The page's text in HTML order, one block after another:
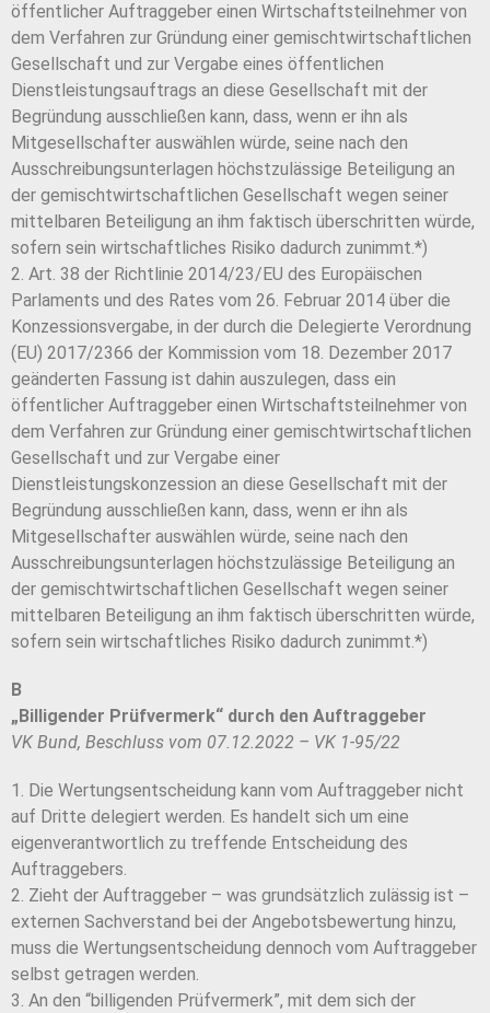
öffentlicher Auftraggeber einen Wirtschaftsteilnehmer von
dem Verfahren zur Gründung einer gemischtwirtschaftlichen
Gesellschaft und zur Vergabe eines öffentlichen
Dienstleistungsauftrags an diese Gesellschaft mit der
Begründung ausschließen kann, dass, wenn er ihn als
Mitgesellschafter auswählen würde, seine nach den
Ausschreibungsunterlagen höchstzulässige Beteiligung an
der gemischtwirtschaftlichen Gesellschaft wegen seiner
mittelbaren Beteiligung an ihm faktisch überschritten würde,
sofern sein wirtschaftliches Risiko dadurch zunimmt.*)
2. Art. 38 der Richtlinie 2014/23/EU des Europäischen
Parlaments und des Rates vom 26. Februar 2014 über die
Konzessionsvergabe, in der durch die Delegierte Verordnung
(EU) 2017/2366 der Kommission vom 18. Dezember 2017
geänderten Fassung ist dahin auszulegen, dass ein
öffentlicher Auftraggeber einen Wirtschaftsteilnehmer von
dem Verfahren zur Gründung einer gemischtwirtschaftlichen
Gesellschaft und zur Vergabe einer
Dienstleistungskonzession an diese Gesellschaft mit der
Begründung ausschließen kann, dass, wenn er ihn als
Mitgesellschafter auswählen würde, seine nach den
Ausschreibungsunterlagen höchstzulässige Beteiligung an
der gemischtwirtschaftlichen Gesellschaft wegen seiner
mittelbaren Beteiligung an ihm faktisch überschritten würde,
sofern sein wirtschaftliches Risiko dadurch zunimmt.*)
B
„Billigender Prüfvermerk“ durch den Auftraggeber
VK Bund, Beschluss vom 07.12.2022 – VK 1-95/22
1. Die Wertungsentscheidung kann vom Auftraggeber nicht
auf Dritte delegiert werden. Es handelt sich um eine
eigenverantwortlich zu treffende Entscheidung des
Auftraggebers.
2. Zieht der Auftraggeber – was grundsätzlich zulässig ist –
externen Sachverstand bei der Angebotsbewertung hinzu,
muss die Wertungsentscheidung dennoch vom Auftraggeber
selbst getragen werden.
3. An den “billigenden Prüfvermerk”, mit dem sich der